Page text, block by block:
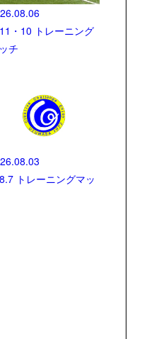
・10 トレーニング
チ
トレーニングマッ